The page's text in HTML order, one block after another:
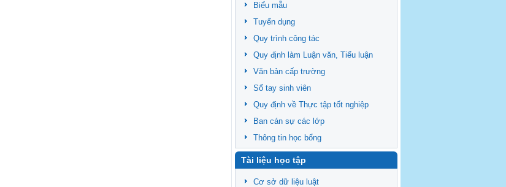
Biểu mẫu
Tuyển dụng
Quy trình công tác
Quy định làm Luận văn, Tiểu luận
Văn bản cấp trường
Sổ tay sinh viên
Quy định về Thực tập tốt nghiệp
Ban cán sự các lớp
Thông tin học bổng
Tài liệu học tập
Cơ sở dữ liệu luật